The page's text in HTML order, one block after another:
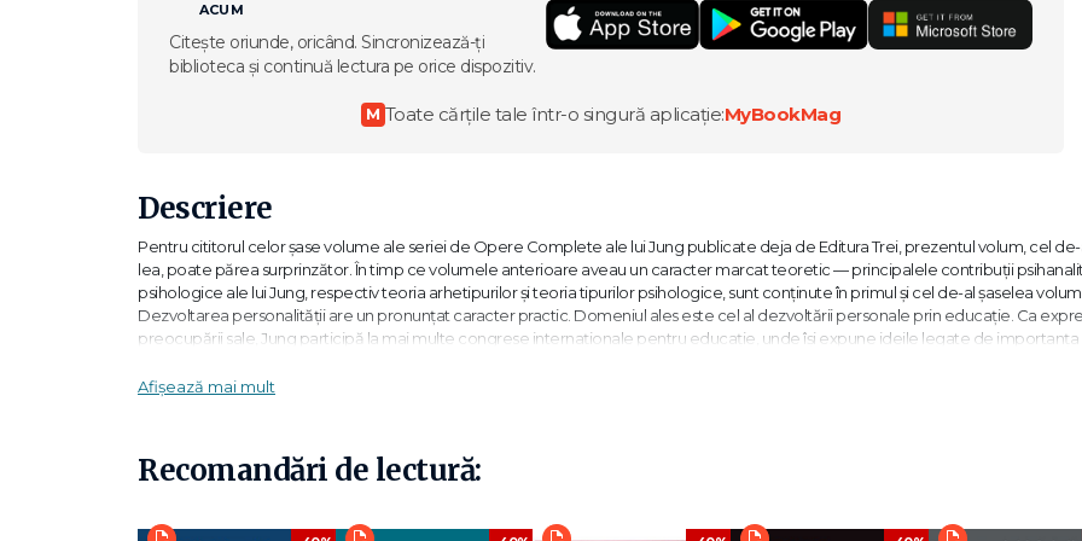
ACUM
Citește oriunde, oricând. Sincronizează-ți
biblioteca și continuă lectura pe orice dispozitiv.
M Toate cărțile tale într-o singură aplicație:MyBookMag
Descriere
Pentru cititorul celor şase volume ale seriei de Opere Complete ale lui Jung publicate deja de Editura Trei, prezentul volum, cel de-
lea, poate părea surprinzător. În timp ce volumele anterioare aveau un caracter marcat teoretic — principalele contribuţii
psihologice ale lui Jung, respectiv teoria arhetipurilor şi teoria tipurilor psihologice, sunt conţinute în primul şi cel de-al şaselea
Dezvoltarea personalităţii are un pronunţat caracter practic. Domeniul ales este cel al dezvoltării personale prin educaţie. Ca
preocupării sale, Jung participă la mai multe congrese internaţionale pentru educaţie, unde îşi expune ideile legate de importanţa
În contextul mai larg al mişcării psihanalitice, interesul descoperitorului inconştientului colectiv pentru problemele pedagogiei nu
preferabilă terapiei corective ulterioare. La Jung, perspectiva este mai generală, mai puţin specializată.
Vasile Dem Zamfirescu
„… Este instituţia iniţierilor sau a consacrărilor virile; la vârsta pubertăţii, adolescentul este dus în casa bărbaţilor sau într-un alt loc de
Afișează mai mult
Recomandări de lectură: